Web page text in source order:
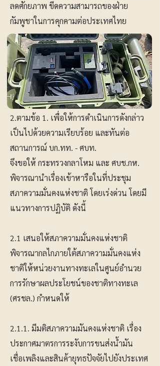
ลดศักยภาพ ขีดความสามารถของฝ่าย
กัมพูชาในการคุกคามต่อประเทศไทย
2.ตามข้อ 1. เพื่อให้การดำเนินการดังกล่าว
เป็นไปด้วยความเรียบร้อย และทันต่อ
สถานการณ์ บก.ทท. - ศบท.
จึงขอให้ กระทรวงกลาโหม และ ศบช.กห.
พิจารณานำเรื่องเข้าหารือในที่ประชุม
สภาความมั่นคงแห่งชาติ โดยเร่งด่วน โดยมี
แนวทางการปฏิบัติ ดังนี้
2.1 เสนอให้สภาความมั่นคงแห่งชาติ
พิจารณากลไกภายใต้สภาความมั่นคงแห่ง
ชาติให้หน่วยงานทางทะเลในศูนย์อำนวย
การรักษาผลประโยชน์ของชาติทางทะเล
(ศรชล.) กำหนดให้
2.1.1. มีมติสภาความมันคงแห่งชาติ เรื่อง
ประกาศมาตรการระงับการขนส่งน้ำมัน
เชื่อเพลิงและสินค้ายุทธปัจจัยไปยังประเทศ